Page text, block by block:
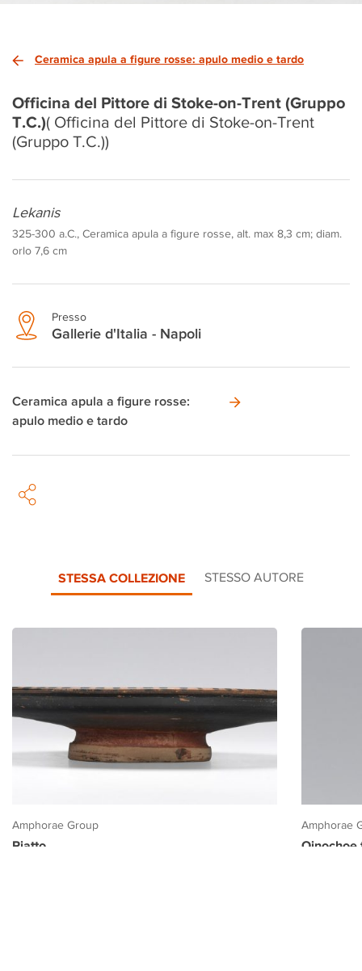
Ceramica apula a figure rosse: apulo medio e tardo
Officina del Pittore di Stoke-on-Trent (Gruppo
T.C.)( Officina del Pittore di Stoke-on-Trent
(Gruppo T.C.))
Lekanis
325-300 a.C., Ceramica apula a figure rosse, alt. max 8,3 cm; diam.
orlo 7,6 cm
Presso
Gallerie d'Italia - Napoli
Ceramica apula a figure rosse:
apulo medio e tardo
STESSA COLLEZIONE STESSO AUTORE
Amphorae Group
Piatto
Amphorae
Oinochoe